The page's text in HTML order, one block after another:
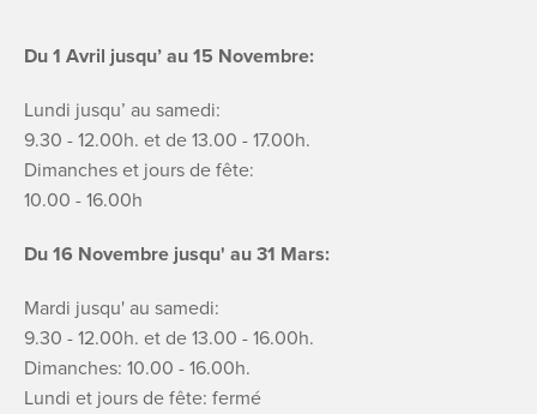
Du 1 Avril jusqu’ au 15 Novembre:
Lundi jusqu’ au samedi:
9.30 - 12.00h. et de 13.00 - 17.00h.
Dimanches et jours de fête:
10.00 - 16.00h
Du 16 Novembre jusqu' au 31 Mars:
Mardi jusqu' au samedi:
9.30 - 12.00h. et de 13.00 - 16.00h.
Dimanches: 10.00 - 16.00h.
Lundi et jours de fête: fermé